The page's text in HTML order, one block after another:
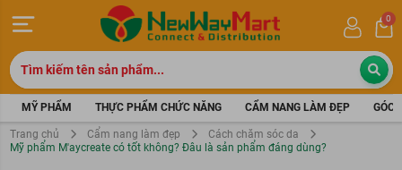
0
MỸ PHẨM THỰC PHẨM CHỨC NĂNG CẨM NANG LÀM ĐẸP GÓC
Trang chủ Cẩm nang làm đẹp
Cách chăm sóc da
Mỹ phẩm M'aycreate có tốt không? Đâu là sản phẩm đáng dùng?